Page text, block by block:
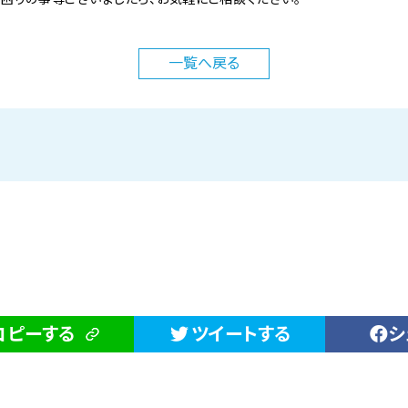
一覧へ戻る
ピーする ツイートする